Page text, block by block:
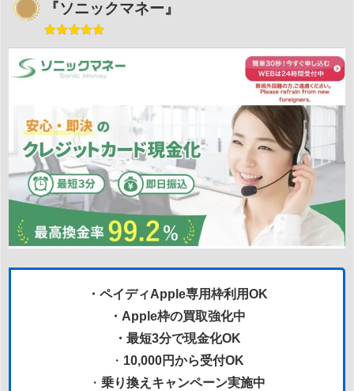
『ソニックマネー』
・ペイディApple専用枠利用OK
・Apple枠の買取強化中
・最短3分で現金化OK
・ 10,000円から受付OK
・ 乗り換えキャンペーン実施中